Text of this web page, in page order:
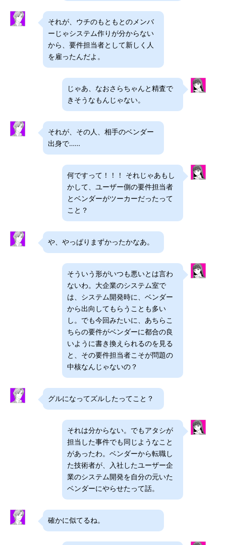
それが、ウチのもともとのメンバ
ーじゃシステム作りが分からない
から、要件担当者として新しく人
を雇ったんだよ。
じゃあ、なおさらちゃんと精査で
きそうなもんじゃない。
それが、その人、相手のベンダー
出身で……
何ですって！！！ それじゃあもし
かして、ユーザー側の要件担当者
とベンダーがツーカーだったって
こと？
や、やっぱりまずかったかなあ。
そういう形がいつも悪いとは言わ
ないわ。大企業のシステム室で
は、システム開発時に、ベンダー
から出向してもらうことも多い
し。でも今回みたいに、あちらこ
ちらの要件がベンダーに都合の良
いように書き換えられるのを見る
と、その要件担当者こそが問題の
中核なんじゃないの？
グルになってズルしたってこと？
それは分からない。でもアタシが
担当した事件でも同じようなこと
があったわ。ベンダーから転職し
た技術者が、入社したユーザー企
業のシステム開発を自分の元いた
ベンダーにやらせたって話。
確かに似てるね。